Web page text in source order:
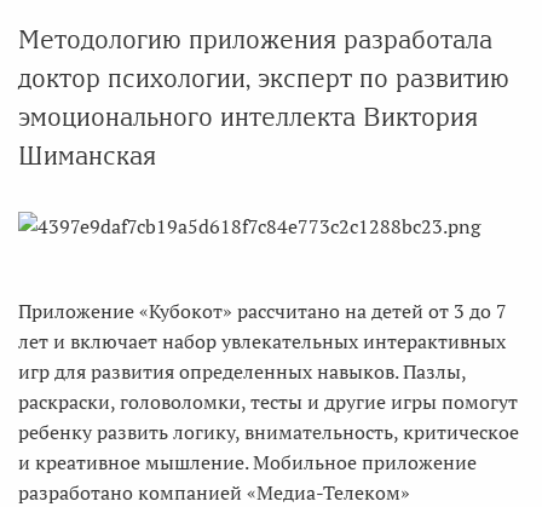
Методологию приложения разработала
доктор психологии, эксперт по развитию
эмоционального интеллекта Виктория
Шиманская
Приложение «Кубокот» рассчитано на детей от 3 до 7
лет и включает набор увлекательных интерактивных
игр для развития определенных навыков. Пазлы,
раскраски, головоломки, тесты и другие игры помогут
ребенку развить логику, внимательность, критическое
и креативное мышление. Мобильное приложение
разработано компанией «Медиа-Телеком»